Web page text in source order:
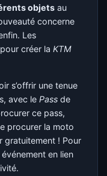
objets au
concerne
Les
pour créer laKTM
s’offrir une tenue
avec lePassde
ce pass,
procurer la moto
gratuitement ! Pour
en lien